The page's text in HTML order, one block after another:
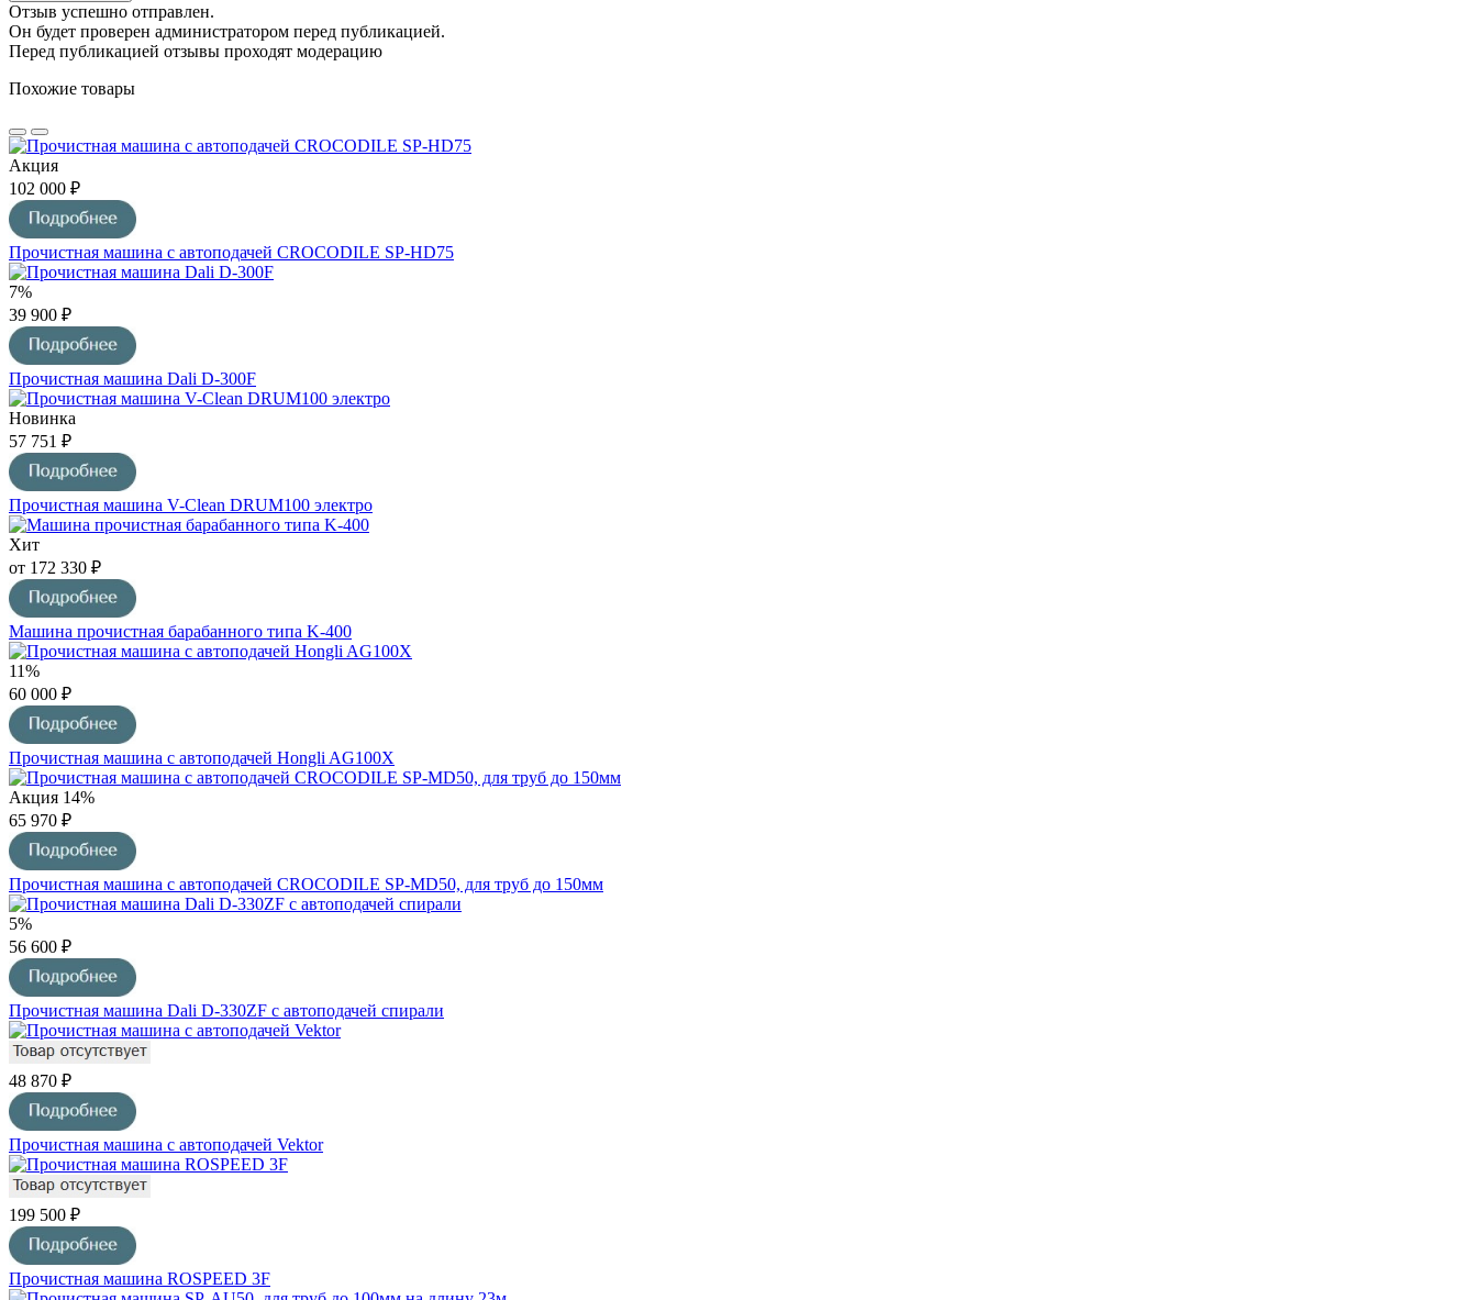
Отзыв успешно отправлен.
Он будет проверен администратором перед публикацией.
Перед публикацией отзывы проходят модерацию
Похожие товары
Акция
102 000 ₽
Прочистная машина с автоподачей CROCODILE SP-HD75
7%
39 900 ₽
Прочистная машина Dali D-300F
Новинка
57 751 ₽
Прочистная машина V-Clean DRUM100 электро
Хит
от 172 330 ₽
Машина прочистная барабанного типа K-400
11%
60 000 ₽
Прочистная машина с автоподачей Hongli AG100X
Акция 14%
65 970 ₽
Прочистная машина с автоподачей CROCODILE SP-MD50, для труб до 150мм
5%
56 600 ₽
Прочистная машина Dali D-330ZF с автоподачей спирали
48 870 ₽
Прочистная машина с автоподачей Vektor
199 500 ₽
Прочистная машина ROSPEED 3F